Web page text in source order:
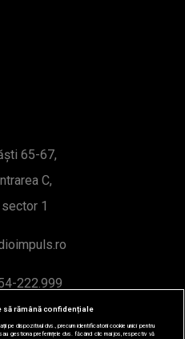
65-67,
C,
1
222.999
222.999
să rămână confidențiale
pe dispozitivul dvs., precum identificatorii cookie unici pentru
gestiona preferințele dvs. făcând clic mai jos, respectiv vă